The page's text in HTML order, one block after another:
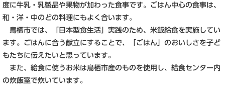
度に牛乳・乳製品や果物が加わった食事です。ごはん中心の食事は、
和・洋・中のどの料理にもよく合います。
鳥栖市では、「日本型食生活」実践のため、米飯給食を実施してい
ます。ごはんに合う献立にすることで、「ごはん」のおいしさを子ど
もたちに伝えたいと思っています。
また、給食に使うお米は鳥栖市産のものを使用し、給食センター内
の炊飯室で炊いています。